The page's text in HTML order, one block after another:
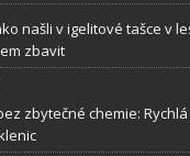
našli v igelitové tašce v
zbavit
zbytečné chemie: